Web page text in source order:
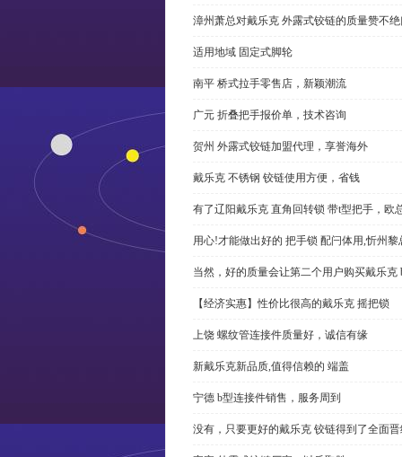
漳州萧总对戴乐克 外露式铰链的质量赞不
适用地域 固定式脚轮
南平 桥式拉手零售店，新颖潮流
广元 折叠把手报价单，技术咨询
贺州 外露式铰链加盟代理，享誉海外
戴乐克 不锈钢 铰链使用方便，省钱
有了辽阳戴乐克 直角回转锁 带t型把手，欧
用心!才能做出好的 把手锁 配闩体用,忻州黎
当然，好的质量会让第二个用户购买戴乐克
【经济实惠】性价比很高的戴乐克 摇把锁
上饶 螺纹管连接件质量好，诚信有缘
新戴乐克新品质,值得信赖的 端盖
宁德 b型连接件销售，服务周到
没有，只要更好的戴乐克 铰链得到了全面